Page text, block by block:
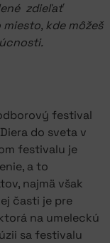
zdieľať
kde môžeš
festival
do sveta v
festivalu je
a to
najmä však
časti je pre
na umeleckú
sa festivalu